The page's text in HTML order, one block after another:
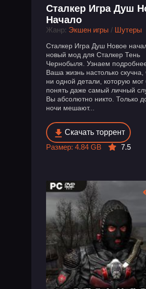
Сталкер Игра Душ
Начало
Жанр: Экшен игры / Шутеры
Сталкер Игра Душ Новое
новый мод для Сталкер Тень
Чернобыля. Узнаем
Ваша жизнь настолько скучна,
ни одной детали, которую мог
понять даже самый личный
Вы абсолютно никто. Только
ночи мешают...
Скачать торрент
Размер: 4.84 GB
7.5